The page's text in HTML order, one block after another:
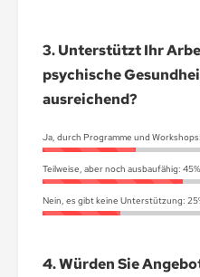
3.Unterstützt Ihr
psychische
ausreichend?
Ja, durch Programme und Workshops:
Teilweise, aber noch ausbaufähig: 45%
Nein, es gibt keine Unterstützung:
4.Würden Sie